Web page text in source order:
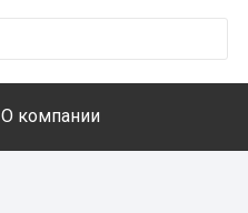
О компании